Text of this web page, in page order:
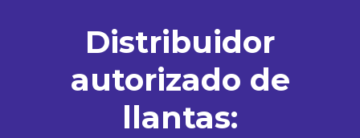
Distribuidor
autorizado de
llantas: